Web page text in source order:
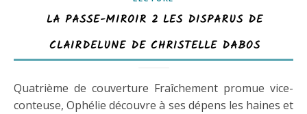
LA PASSE-MIROIR 2 LES DISPARUS DE
CLAIRDELUNE DE CHRISTELLE DABOS
Quatrième de couverture Fraîchement promue vice-
conteuse, Ophélie découvre à ses dépens les haines et